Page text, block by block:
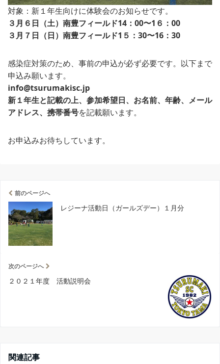
対象：新１年生向けに体験会のお知らせです。
３月６日（土）南豊フィールド14：00〜1６：00
３月７日（日）南豊フィールド1５：30〜16：30
感染症対策のため、事前の申込が必ず必要です。以下まで
申込み願います。
info@tsurumakisc.jp
新１年生と記載の上、参加希望日、お名前、年齢、メール
アドレス、携帯番号を記載願います。
お申込みお待ちしています。
前のページへ
レジーナ活動日（ガールズデー）１月分
次のページへ
２０２１年度 活動説明会
関連記事